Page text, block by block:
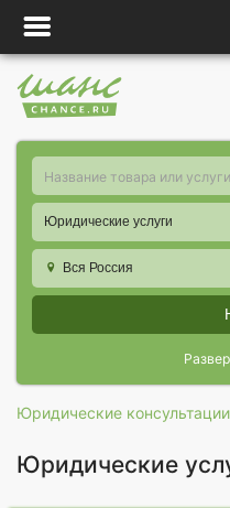
Юридические услуги
Вся Россия
Юридические консультации
Юридические